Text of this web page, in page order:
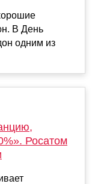
В День
одним из
Росатом